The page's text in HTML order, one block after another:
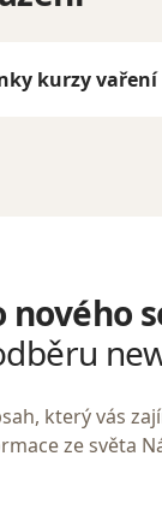
kurzy vaření
nového
který vás
ze světa